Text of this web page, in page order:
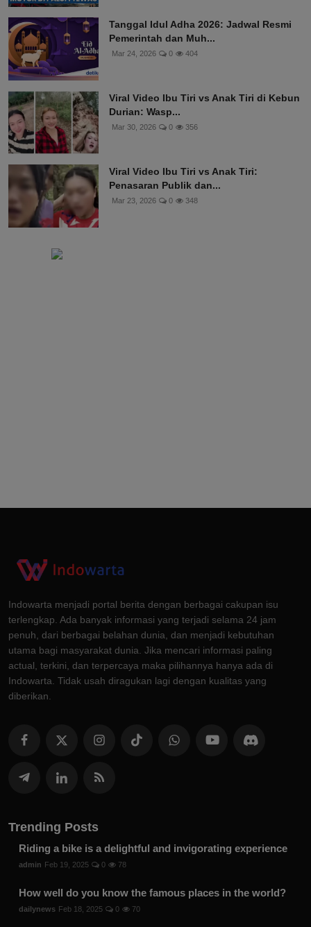
Tanggal Idul Adha 2026: Jadwal Resmi
Pemerintah dan Muh...
Mar 24, 2026 0 404
Viral Video Ibu Tiri vs Anak Tiri di Kebun
Durian: Wasp...
Mar 30, 2026 0 356
Viral Video Ibu Tiri vs Anak Tiri:
Penasaran Publik dan...
Mar 23, 2026 0 348
Indowarta menjadi portal berita dengan berbagai cakupan isu
terlengkap. Ada banyak informasi yang terjadi selama 24 jam
penuh, dari berbagai belahan dunia, dan menjadi kebutuhan
utama bagi masyarakat dunia. Jika mencari informasi paling
actual, terkini, dan terpercaya maka pilihannya hanya ada di
Indowarta. Tidak usah diragukan lagi dengan kualitas yang
diberikan.
Trending Posts
Riding a bike is a delightful and invigorating experience
admin Feb 19, 2025 0 78
How well do you know the famous places in the world?
dailynews Feb 18, 2025 0 70